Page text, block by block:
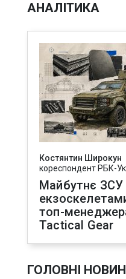
АНАЛІТИКА
Костянтин Широкун
кореспондент РБК-
Майбутнє ЗСУ
топ-
Tactical Gear
ГОЛОВНІ